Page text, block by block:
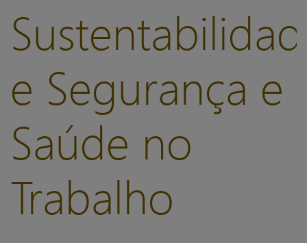
e Segurança e
Saúde no
Trabalho